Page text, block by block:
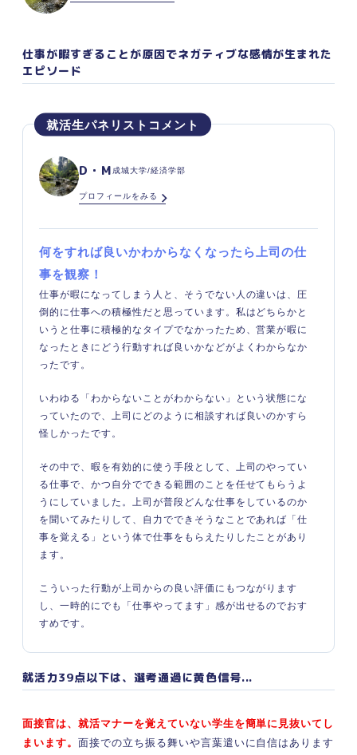
仕事が暇すぎることが原因でネガティブな感情が生まれた
エピソード
D・M 成城大学/経済学部
プロフィールをみる
何をすれば良いかわからなくなったら上司の仕
事を観察！
仕事が暇になってしまう人と、そうでない人の違いは、圧
倒的に仕事への積極性だと思っています。私はどちらかと
いうと仕事に積極的なタイプでなかったため、営業が暇に
なったときにどう行動すれば良いかなどがよくわからなか
ったです。
いわゆる「わからないことがわからない」という状態にな
っていたので、上司にどのように相談すれば良いのかすら
怪しかったです。
その中で、暇を有効的に使う手段として、上司のやってい
る仕事で、かつ自分でできる範囲のことを任せてもらうよ
うにしていました。上司が普段どんな仕事をしているのか
を聞いてみたりして、自力でできそうなことであれば「仕
事を覚える」という体で仕事をもらえたりしたことがあり
ます。
こういった行動が上司からの良い評価にもつながります
し、一時的にでも「仕事やってます」感が出せるのでおす
すめです。
就活力39点以下は、選考通過に黄色信号...
面接官は、就活マナーを覚えていない学生を簡単に見抜いてし
まいます。 面接での立ち振る舞いや言葉遣いに自信はあります